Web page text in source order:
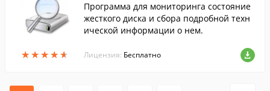
★★★★★
★★★★★
Программа для мониторинга состояние
жесткого диска и сбора подробной техн
ической информации о нем.
Лицензия: Бесплатно